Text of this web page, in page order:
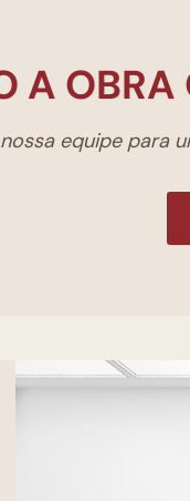
A
equipe para